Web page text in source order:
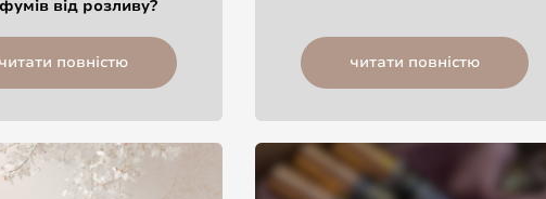
від розливу?
читати повністю читати повністю